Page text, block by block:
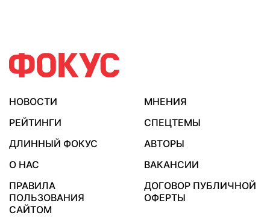
НОВОСТИ
МНЕНИЯ
РЕЙТИНГИ
СПЕЦТЕМЫ
ДЛИННЫЙ ФОКУС
АВТОРЫ
О НАС
ВАКАНСИИ
ПРАВИЛА
ПОЛЬЗОВАНИЯ
САЙТОМ
ДОГОВОР ПУБЛИЧНОЙ
ОФЕРТЫ